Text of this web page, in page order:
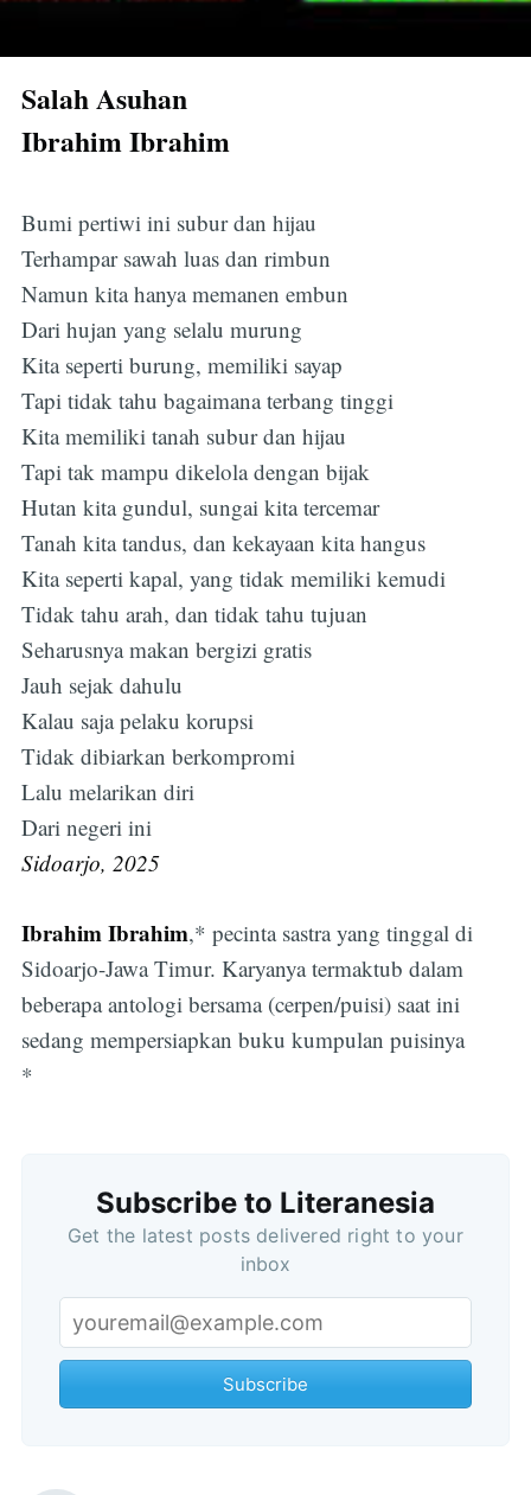
Salah Asuhan
Ibrahim Ibrahim
Bumi pertiwi ini subur dan hijau
Terhampar sawah luas dan rimbun
Namun kita hanya memanen embun
Dari hujan yang selalu murung
Kita seperti burung, memiliki sayap
Tapi tidak tahu bagaimana terbang tinggi
Kita memiliki tanah subur dan hijau
Tapi tak mampu dikelola dengan bijak
Hutan kita gundul, sungai kita tercemar
Tanah kita tandus, dan kekayaan kita hangus
Kita seperti kapal, yang tidak memiliki kemudi
Tidak tahu arah, dan tidak tahu tujuan
Seharusnya makan bergizi gratis
Jauh sejak dahulu
Kalau saja pelaku korupsi
Tidak dibiarkan berkompromi
Lalu melarikan diri
Dari negeri ini
Sidoarjo, 2025
Ibrahim Ibrahim,* pecinta sastra yang tinggal di
Sidoarjo-Jawa Timur. Karyanya termaktub dalam
beberapa antologi bersama (cerpen/puisi) saat ini
sedang mempersiapkan buku kumpulan puisinya
*
Subscribe to Literanesia
Get the latest posts delivered right to your
inbox
Subscribe